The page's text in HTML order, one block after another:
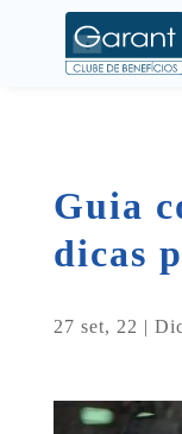
Guia
dicas
27 set, 22 |